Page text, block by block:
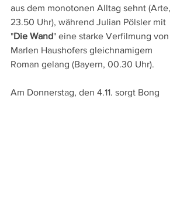
aus dem monotonen Alltag sehnt (Arte,
23.50 Uhr), während Julian Pölsler mit
"Die Wand" eine starke Verfilmung von
Marlen Haushofers gleichnamigem
Roman gelang (Bayern, 00.30 Uhr).
Am Donnerstag, den 4.11. sorgt Bong